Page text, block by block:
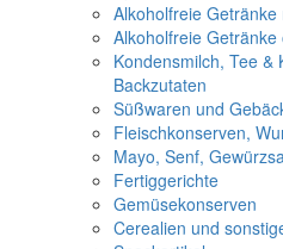
Alkoholfreie
Alkoholfreie Getränke
Kondensmilch, Tee &
Backzutaten
Süßwaren und
Fleischkonserven,
Mayo, Senf,
Fertiggerichte
Gemüsekonserven
Cerealien und